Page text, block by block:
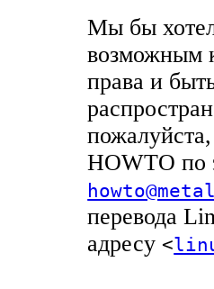
Мы бы
возможным
права и
HOWTO по
перевода
адресу <